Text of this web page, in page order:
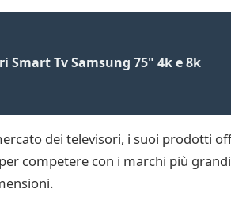
Smart Tv Samsung 75" 4k e 8k
dei televisori, i suoi prodotti
competere con i marchi più